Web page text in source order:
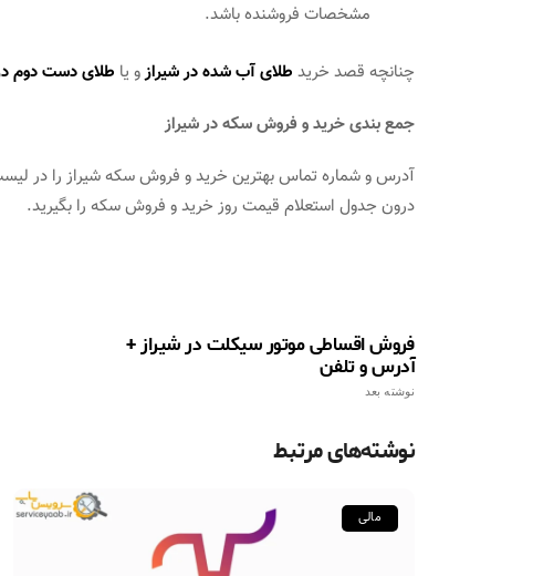
مشخصات فروشنده باشد.
چنانچه قصد خرید طلای آب شده در شیرازو یا طلای دست دوم
جمع بندی خرید و فروش سکه در شیراز
آدرس و شماره تماس بهترین خرید و فروش سکه شیراز را در
درون جدول استعلام قیمت روز خرید و فروش سکه را بگیرید.
فروش اقساطی موتور سیکلت در شیراز +
آدرس و تلفن
نوشته بعد
نوشته‌های مرتبط
مالی